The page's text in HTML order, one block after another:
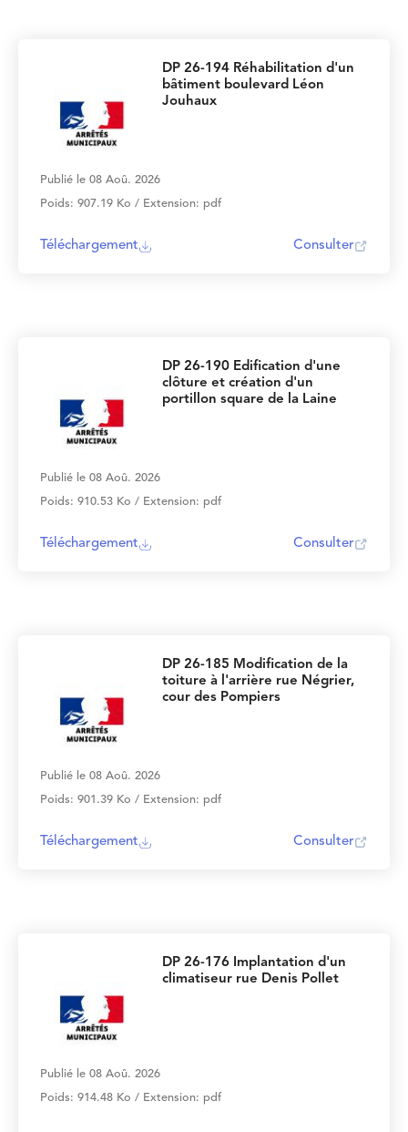
DP 26-194 Réhabilitation d'un
bâtiment boulevard Léon
Jouhaux
Publié le 08 Aoû. 2026
Poids: 907.19 Ko / Extension: pdf
Téléchargement Consulter
DP 26-190 Edification d'une
clôture et création d'un
portillon square de la Laine
Publié le 08 Aoû. 2026
Poids: 910.53 Ko / Extension: pdf
Téléchargement Consulter
DP 26-185 Modification de la
toiture à l'arrière rue Négrier,
cour des Pompiers
Publié le 08 Aoû. 2026
Poids: 901.39 Ko / Extension: pdf
Téléchargement Consulter
DP 26-176 Implantation d'un
climatiseur rue Denis Pollet
Publié le 08 Aoû. 2026
Poids: 914.48 Ko / Extension: pdf